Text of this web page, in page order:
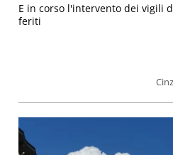
E in corso l'intervento dei vigili
feriti